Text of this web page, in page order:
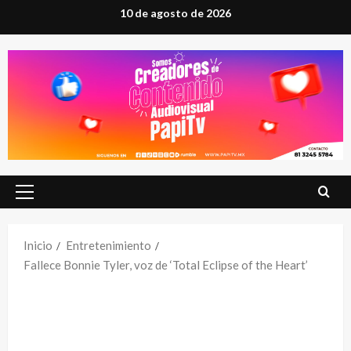
al
contenido
10 de agosto de 2026
Menú
Inicio
Entretenimiento
Fallece Bonnie Tyler, voz de ‘Total Eclipse of the Heart’